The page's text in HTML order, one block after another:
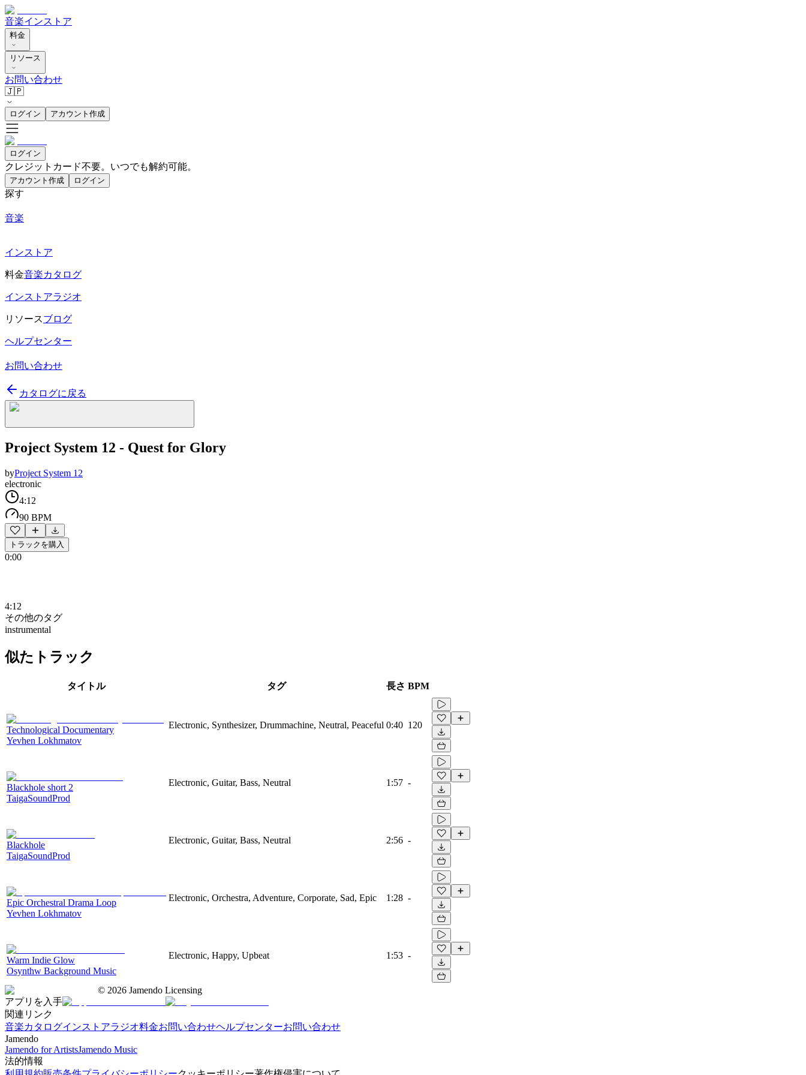
音楽インストア
料金
リソース
お問い合わせ
🇯🇵
ログイン アカウント作成
ログイン
クレジットカード不要。いつでも解約可能。
アカウント作成 ログイン
探す
音楽
インストア
料金音楽カタログ
インストアラジオ
リソースブログ
ヘルプセンター
お問い合わせ
カタログに戻る
Project System 12 - Quest for Glory
byProject System 12
electronic
4:12
90 BPM
トラックを購入
0:00
4:12
その他のタグ
instrumental
似たトラック
タイトル タグ 長さ BPM
Technological Documentary
Yevhen Lokhmatov
Electronic, Synthesizer, Drummachine, Neutral, Peaceful 0:40 120
Blackhole short 2
TaigaSoundProd
Electronic, Guitar, Bass, Neutral 1:57 -
Blackhole
TaigaSoundProd
Electronic, Guitar, Bass, Neutral 2:56 -
Epic Orchestral Drama Loop
Yevhen Lokhmatov
Electronic, Orchestra, Adventure, Corporate, Sad, Epic 1:28 -
Warm Indie Glow
Osynthw Background Music
Electronic, Happy, Upbeat 1:53 -
© 2026 Jamendo Licensing
アプリを入手
関連リンク
音楽カタログインストアラジオ料金お問い合わせヘルプセンターお問い合わせ
Jamendo
Jamendo for ArtistsJamendo Music
法的情報